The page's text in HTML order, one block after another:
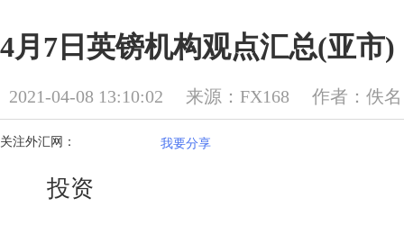
4月7日英镑机构观点汇总(亚市)
2021-04-08 13:10:02 来源：FX168 作者：佚名
关注外汇网： 我要分享
投资